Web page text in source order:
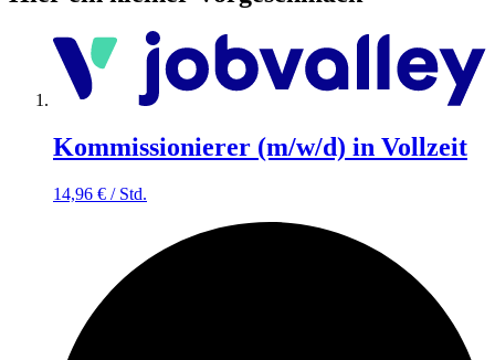
Kommissionierer (m/w/d) in Vollzeit
14,96 € / Std.